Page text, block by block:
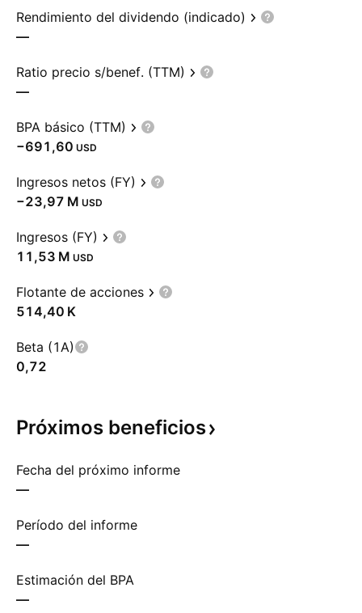
Rendimiento del dividendo (indicado)
—
Ratio precio s/benef. (TTM)
—
BPA básico (TTM)
−691,60 USD
Ingresos netos (FY)
‪−23,97 M‬ USD
Ingresos (FY)
‪11,53 M‬ USD
Flotante de acciones
‪514,40 K‬
Beta (1A)
0,72
Próximos beneficios
Fecha del próximo informe
—
Período del informe
—
Estimación del BPA
—